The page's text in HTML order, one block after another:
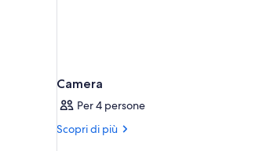
Camera
Per 4 persone
Scopri di più
Altri